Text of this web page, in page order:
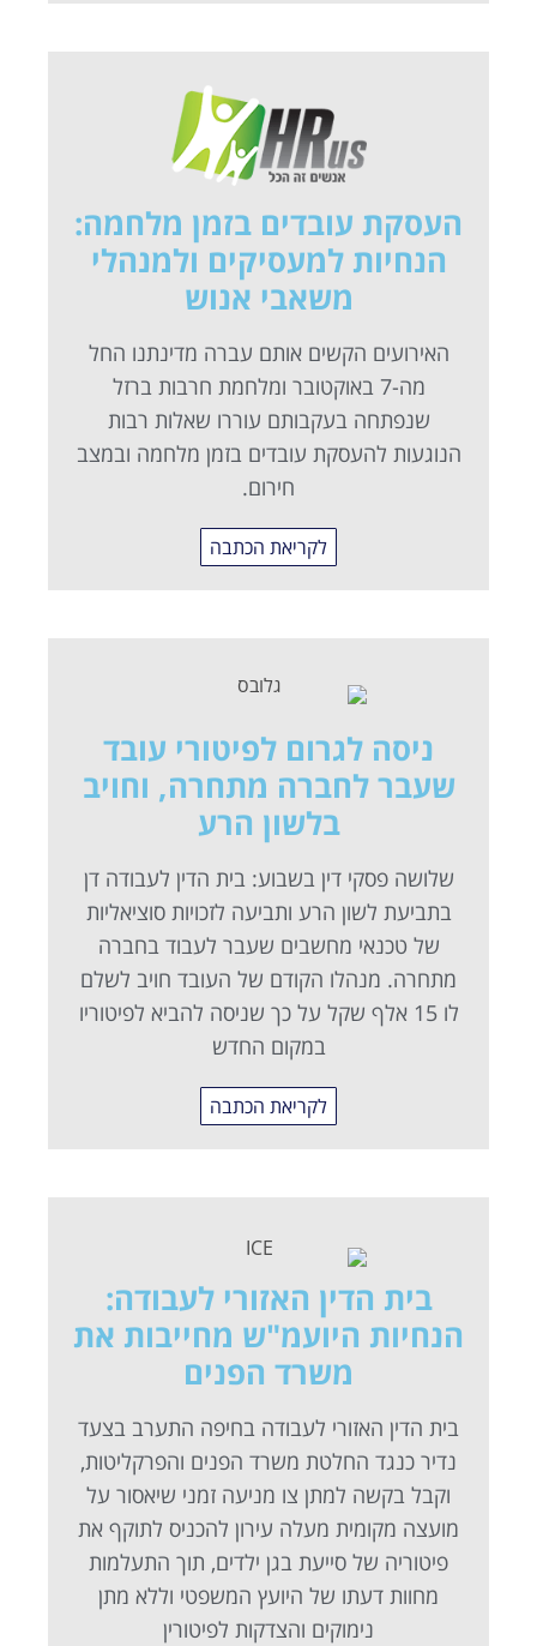
העסקת עובדים בזמן מלחמה:
הנחיות למעסיקים ולמנהלי
משאבי אנוש
האירועים הקשים אותם עברה מדינתנו החל
מה-7 באוקטובר ומלחמת חרבות ברזל
שנפתחה בעקבותם עוררו שאלות רבות
הנוגעות להעסקת עובדים בזמן מלחמה ובמצב
חירום.
לקריאת הכתבה
ניסה לגרום לפיטורי עובד
שעבר לחברה מתחרה, וחויב
בלשון הרע
שלושה פסקי דין בשבוע: בית הדין לעבודה דן
בתביעת לשון הרע ותביעה לזכויות סוציאליות
של טכנאי מחשבים שעבר לעבוד בחברה
מתחרה. מנהלו הקודם של העובד חויב לשלם
לו 15 אלף שקל על כך שניסה להביא לפיטוריו
במקום החדש
לקריאת הכתבה
בית הדין האזורי לעבודה:
הנחיות היועמ"ש מחייבות את
משרד הפנים
בית הדין האזורי לעבודה בחיפה התערב בצעד
נדיר כנגד החלטת משרד הפנים והפרקליטות,
וקבל בקשה למתן צו מניעה זמני שיאסור על
מועצה מקומית מעלה עירון להכניס לתוקף את
פיטוריה של סייעת בגן ילדים, תוך התעלמות
מחוות דעתו של היועץ המשפטי וללא מתן
נימוקים והצדקות לפיטורין